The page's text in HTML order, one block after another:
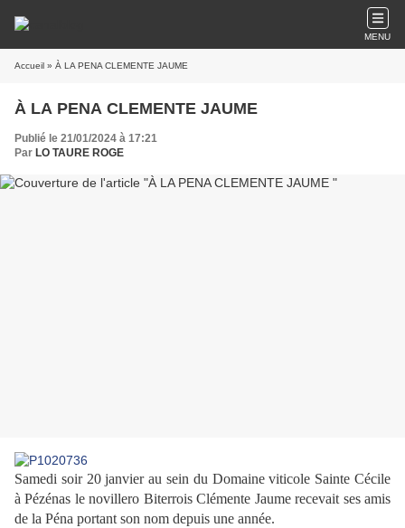
MENU
Accueil » À LA PENA CLEMENTE JAUME
À LA PENA CLEMENTE JAUME
Publié le 21/01/2024 à 17:21
Par LO TAURE ROGE
Samedi soir 20 janvier au sein du Domaine viticole Sainte Cécile
à Pézénas le novillero Biterrois Clémente Jaume recevait ses amis
de la Péna portant son nom depuis une année.